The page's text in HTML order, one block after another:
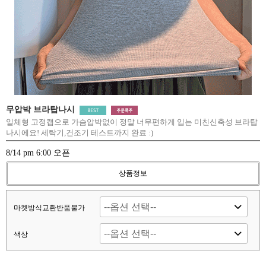
무압박 브라탑나시
일체형 고정캡으로 가슴압박없이 정말 너무편하게 입는 미친신축성 브라탑
나시에요! 세탁기,건조기 테스트까지 완료 :)
8/14 pm 6:00 오픈
상품정보
마켓방식교환반품불가
색상